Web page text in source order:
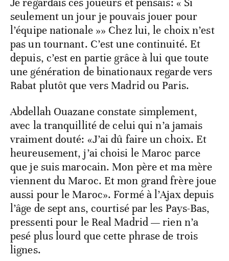
Je regardais ces joueurs et pensais: « Si
seulement un jour je pouvais jouer pour
l’équipe nationale »» Chez lui, le choix n’est
pas un tournant. C’est une continuité. Et
depuis, c’est en partie grâce à lui que toute
une génération de binationaux regarde vers
Rabat plutôt que vers Madrid ou Paris.
Abdellah Ouazane constate simplement,
avec la tranquillité de celui qui n’a jamais
vraiment douté: «J’ai dû faire un choix. Et
heureusement, j’ai choisi le Maroc parce
que je suis marocain. Mon père et ma mère
viennent du Maroc. Et mon grand frère joue
aussi pour le Maroc». Formé à l’Ajax depuis
l’âge de sept ans, courtisé par les Pays-Bas,
pressenti pour le Real Madrid — rien n’a
pesé plus lourd que cette phrase de trois
lignes.